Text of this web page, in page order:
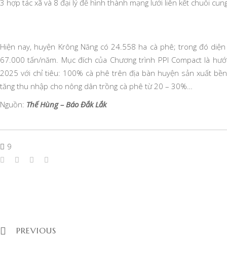
3 hợp tác xã và 8 đại lý để hình thành mạng lưới liên kết chuỗi
Hiện nay, huyện Krông Năng có 24.558 ha cà phê; trong đó
67.000 tấn/năm. Mục đích của Chương trình PPI Compact là
2025 với chỉ tiêu: 100% cà phê trên địa bàn huyện sản xuất
tăng thu nhập cho nông dân trồng cà phê từ 20 – 30%…
Nguồn: Thế Hùng – Báo Đắk Lắk
9
PREVIOUS